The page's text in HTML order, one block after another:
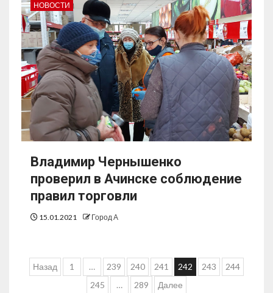
НОВОСТИ
Владимир Чернышенко
проверил в Ачинске соблюдение
правил торговли
15.01.2021 Город А
Назад 1 … 239 240 241 242 243
244
245
… 289 Далее